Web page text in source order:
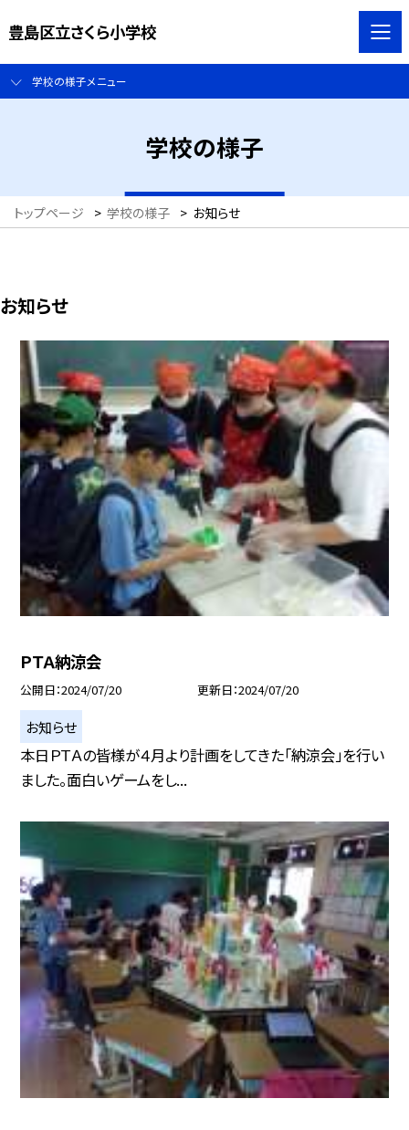
豊島区立さくら小学校
学校の様子メニュー
学校の様子
トップページ > 学校の様子 > お知らせ
お知らせ
ＰＴＡ納涼会
公開日 2024/07/20 更新日 2024/07/20
お知らせ
本日ＰＴＡの皆様が４月より計画をしてきた「納涼会」を行い
ました。面白いゲームをし...